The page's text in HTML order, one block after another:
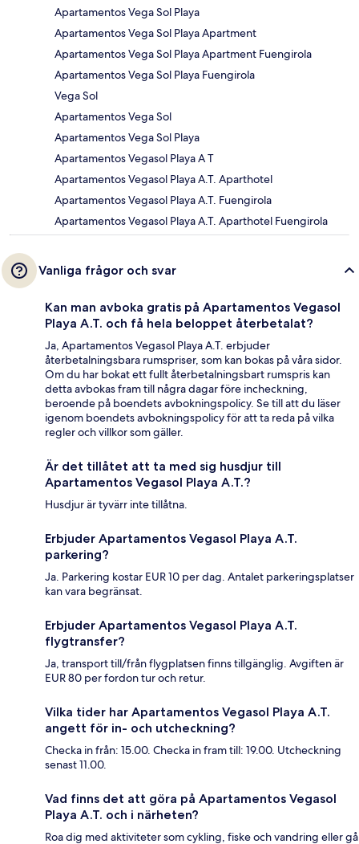
Apartamentos Vega Sol Playa
Apartamentos Vega Sol Playa Apartment
Apartamentos Vega Sol Playa Apartment Fuengirola
Apartamentos Vega Sol Playa Fuengirola
Vega Sol
Apartamentos Vega Sol
Apartamentos Vega Sol Playa
Apartamentos Vegasol Playa A T
Apartamentos Vegasol Playa A.T. Aparthotel
Apartamentos Vegasol Playa A.T. Fuengirola
Apartamentos Vegasol Playa A.T. Aparthotel Fuengirola
Vanliga frågor och svar
Kan man avboka gratis på Apartamentos Vegasol
Playa A.T. och få hela beloppet återbetalat?
Ja, Apartamentos Vegasol Playa A.T. erbjuder
återbetalningsbara rumspriser, som kan bokas på våra sidor.
Om du har bokat ett fullt återbetalningsbart rumspris kan
detta avbokas fram till några dagar före incheckning,
beroende på boendets avbokningspolicy. Se till att du läser
igenom boendets avbokningspolicy för att ta reda på vilka
regler och villkor som gäller.
Är det tillåtet att ta med sig husdjur till
Apartamentos Vegasol Playa A.T.?
Husdjur är tyvärr inte tillåtna.
Erbjuder Apartamentos Vegasol Playa A.T.
parkering?
Ja. Parkering kostar EUR 10 per dag. Antalet parkeringsplatser
kan vara begränsat.
Erbjuder Apartamentos Vegasol Playa A.T.
flygtransfer?
Ja, transport till/från flygplatsen finns tillgänglig. Avgiften är
EUR 80 per fordon tur och retur.
Vilka tider har Apartamentos Vegasol Playa A.T.
angett för in- och utcheckning?
Checka in från: 15.00. Checka in fram till: 19.00. Utcheckning
senast 11.00.
Vad finns det att göra på Apartamentos Vegasol
Playa A.T. och i närheten?
Roa dig med aktiviteter som cykling, fiske och vandring eller gå